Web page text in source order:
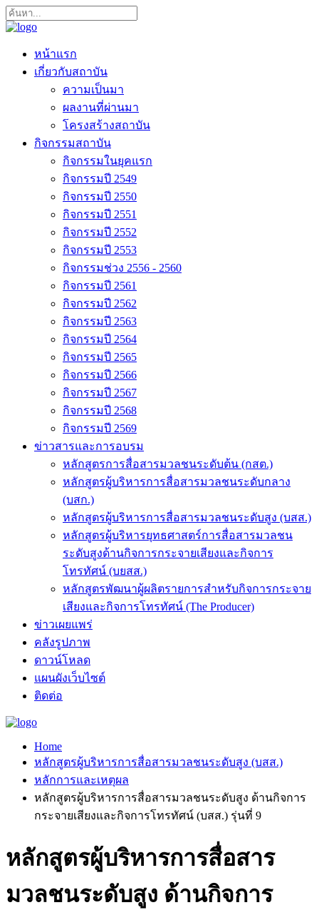
หน้าแรก
เกี่ยวกับสถาบัน
ความเป็นมา
ผลงานที่ผ่านมา
โครงสร้างสถาบัน
กิจกรรมสถาบัน
กิจกรรมในยุคแรก
กิจกรรมปี 2549
กิจกรรมปี 2550
กิจกรรมปี 2551
กิจกรรมปี 2552
กิจกรรมปี 2553
กิจกรรมช่วง 2556 - 2560
กิจกรรมปี 2561
กิจกรรมปี 2562
กิจกรรมปี 2563
กิจกรรมปี 2564
กิจกรรมปี 2565
กิจกรรมปี 2566
กิจกรรมปี 2567
กิจกรรมปี 2568
กิจกรรมปี 2569
ข่าวสารและการอบรม
หลักสูตรการสื่อสารมวลชนระดับต้น (กสต.)
หลักสูตรผู้บริหารการสื่อสารมวลชนระดับกลาง
(บสก.)
หลักสูตรผู้บริหารการสื่อสารมวลชนระดับสูง (บสส.)
หลักสูตรผู้บริหารยุทธศาสตร์การสื่อสารมวลชน
ระดับสูงด้านกิจการกระจายเสียงและกิจการ
โทรทัศน์ (บยสส.)
หลักสูตรพัฒนาผู้ผลิตรายการสำหรับกิจการกระจาย
เสียงและกิจการโทรทัศน์ (The Producer)
ข่าวเผยแพร่
คลังรูปภาพ
ดาวน์โหลด
แผนผังเว็บไซต์
ติดต่อ
Home
หลักสูตรผู้บริหารการสื่อสารมวลชนระดับสูง (บสส.)
หลักการและเหตุผล
หลักสูตรผู้บริหารการสื่อสารมวลชนระดับสูง ด้านกิจการ
กระจายเสียงและกิจการโทรทัศน์ (บสส.) รุ่นที่ 9
หลักสูตรผู้บริหารการสื่อสาร
มวลชนระดับสูง ด้านกิจการ